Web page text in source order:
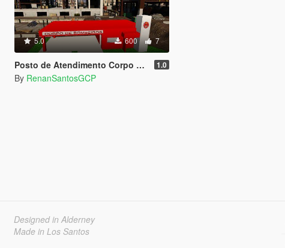
5.0 600 7
Posto de Atendimento Corpo de Bombeiros [SP / FiveM] 1.0
By RenanSantosGCP
Designed in Alderney
Made in Los Santos